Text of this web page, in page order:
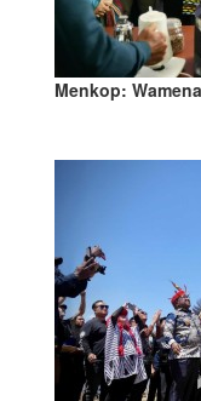
Menkop: